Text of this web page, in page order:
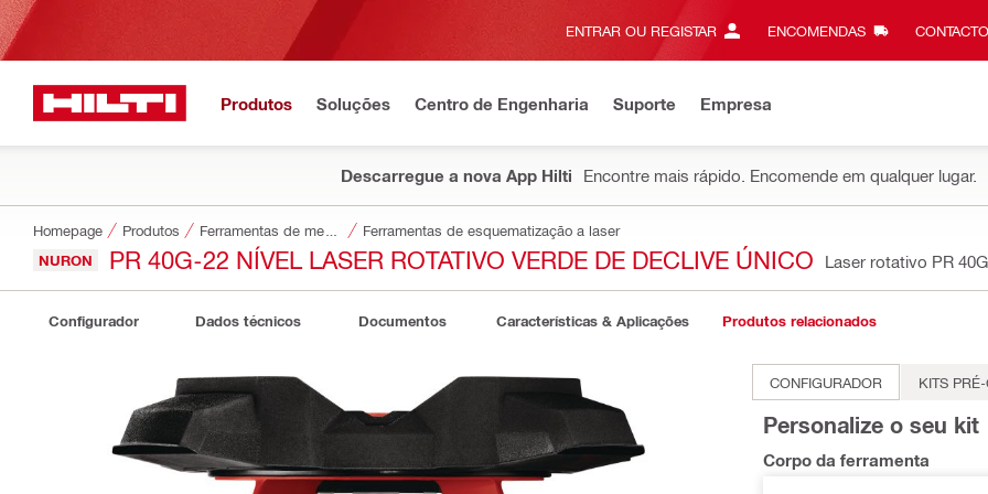
ENTRAR OU REGISTAR ENCOMENDAS CONTACTO‎
Produtos Soluções Centro de Engenharia Suporte Empresa
Descarregue a nova App Hilti Encontre mais rápido. Encomende em qualquer lugar.
Homepage Produtos Ferramentas de esquematização a laser
NURON PR 40G-22 NÍVEL LASER ROTATIVO VERDE DE DECLIVE ÚNICO Laser rotativo PR
Configurador Dados técnicos Documentos Características & Aplicações Produtos relacionados
CONFIGURADOR KITS
Personalize o seu kit
Corpo da ferramenta